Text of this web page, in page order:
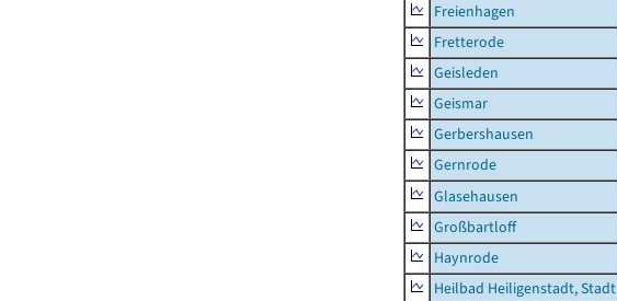
Freienhagen
Fretterode
Geisleden
Geismar
Gerbershausen
Gernrode
Glasehausen
Großbartloff
Haynrode
Heilbad Heiligenstadt, Stadt